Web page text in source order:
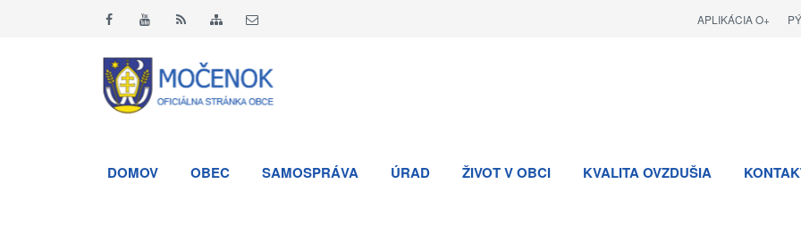
APLIKÁCIA O+
DOMOV OBEC SAMOSPRÁVA ÚRAD ŽIVOT V OBCI KVALITA OVZDUŠIA